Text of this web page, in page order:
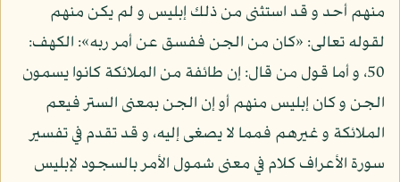
منهم أحد و قد استثنى من ذلك إبليس و لم يكن منهم
لقوله تعالى: «كان من الجن ففسق عن أمر ربه»: الكهف:
50، و أما قول من قال: إن طائفة من الملائكة كانوا يسمون
الجن و كان إبليس منهم أو إن الجن بمعنى الستر فيعم
الملائكة و غيرهم فمما لا يصغى إليه، و قد تقدم في تفسير
سورة الأعراف كلام في معنى شمول الأمر بالسجود لإبليس